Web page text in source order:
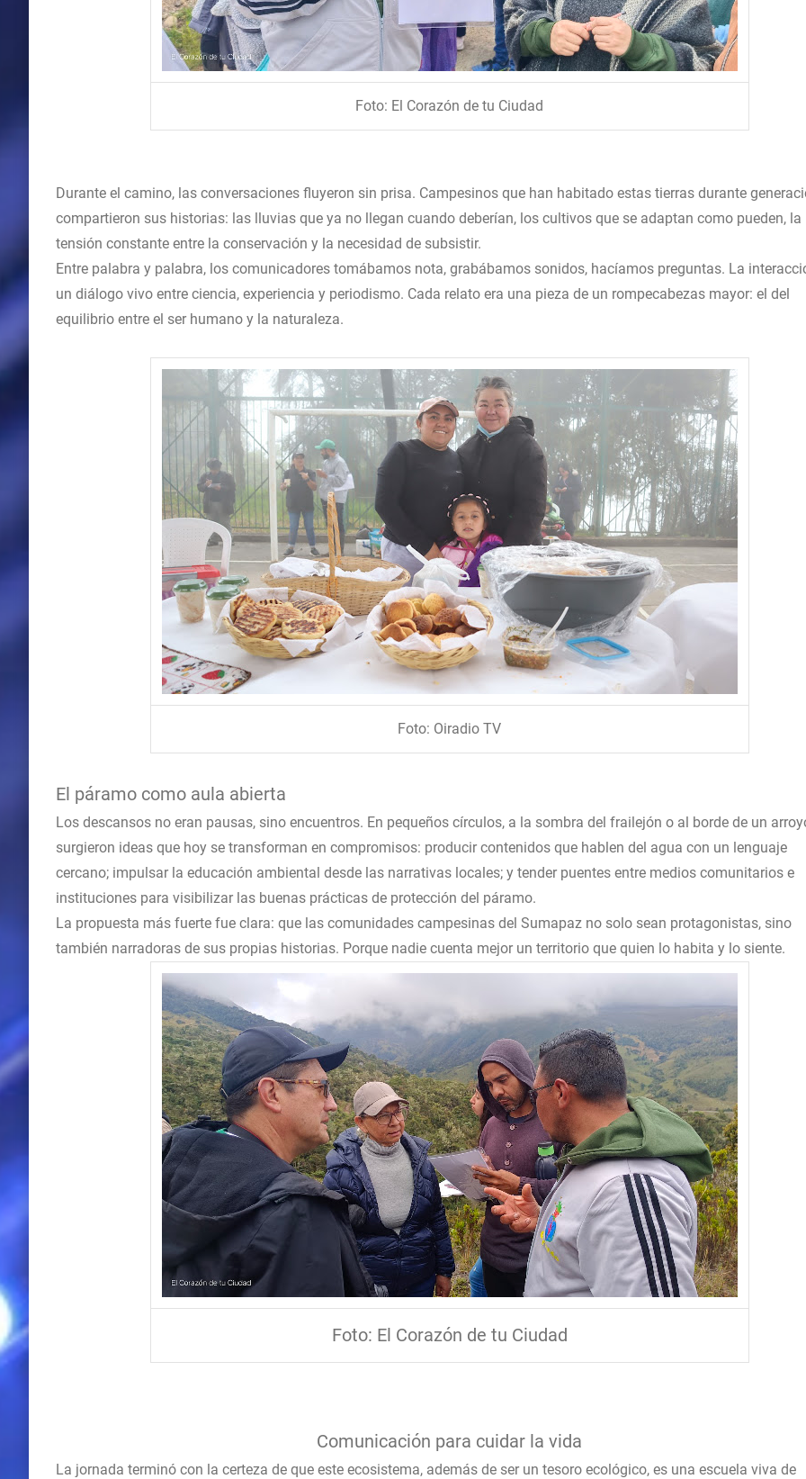
Foto: El Corazón de tu Ciudad
Durante el camino, las conversaciones fluyeron sin prisa. Campesinos que han habitado estas tierras durante
compartieron sus historias: las lluvias que ya no llegan cuando deberían, los cultivos que se adaptan como pueden, la
tensión constante entre la conservación y la necesidad de subsistir.
Entre palabra y palabra, los comunicadores tomábamos nota, grabábamos sonidos, hacíamos preguntas. La
un diálogo vivo entre ciencia, experiencia y periodismo. Cada relato era una pieza de un rompecabezas mayor: el del
equilibrio entre el ser humano y la naturaleza.
Foto: Oiradio TV
El páramo como aula abierta
Los descansos no eran pausas, sino encuentros. En pequeños círculos, a la sombra del frailejón o al borde de un
surgieron ideas que hoy se transforman en compromisos: producir contenidos que hablen del agua con un lenguaje
cercano; impulsar la educación ambiental desde las narrativas locales; y tender puentes entre medios comunitarios e
instituciones para visibilizar las buenas prácticas de protección del páramo.
La propuesta más fuerte fue clara: que las comunidades campesinas del Sumapaz no solo sean protagonistas, sino
también narradoras de sus propias historias. Porque nadie cuenta mejor un territorio que quien lo habita y lo siente.
Foto: El Corazón de tu Ciudad
Comunicación para cuidar la vida
La jornada terminó con la certeza de que este ecosistema, además de ser un tesoro ecológico, es una escuela viva de